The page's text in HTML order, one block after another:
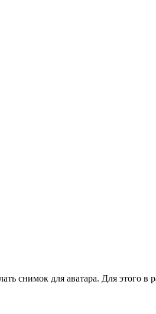
снимок для аватара. Для этого в